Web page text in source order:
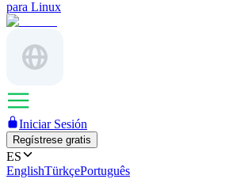
para Linux
Iniciar Sesión
Regístrese gratis
ES
EnglishTürkçePortuguês